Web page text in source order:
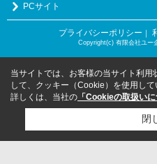
PCサイト
プライバシーポリシー ｜
Copyright(c) 有限会社ユー
当サイトでは、お客様の当サイト利用
して、クッキー（Cookie）を使用して
詳しくは、当社の 「Cookieの取扱いに
閉